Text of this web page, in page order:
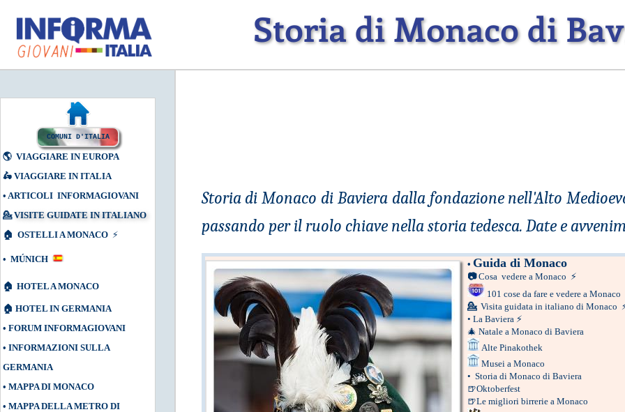
Storia di Monaco di
COMUNI D'ITALIA
🌎 VIAGGIARE IN EUROPA
🛵 VIAGGIARE IN ITALIA
• ARTICOLI INFORMAGIOVANI
💁 VISITE GUIDATE IN ITALIANO
🏠 OSTELLI A MONACO ⚡
• MÚNICH
🏠 HOTEL A MONACO
🏠 HOTEL IN GERMANIA
• FORUM INFORMAGIOVANI
• INFORMAZIONI SULLA
GERMANIA
• MAPPA DI MONACO
• MAPPA DELLA METRO DI
Storia di Monaco di Baviera dalla fondazione nell'Alto
passando per il ruolo chiave nella storia tedesca. Date e
• Guida di Monaco
📷 Cosa vedere a Monaco ⚡
101 cose da fare e vedere a Monaco
💁 Visita guidata in italiano di Monaco
• La Baviera ⚡
🎄 Natale a Monaco di Baviera
Alte Pinakothek
Musei a Monaco
• Storia di Monaco di Baviera
🍺Oktoberfest
🍺Le migliori birrerie a Monaco